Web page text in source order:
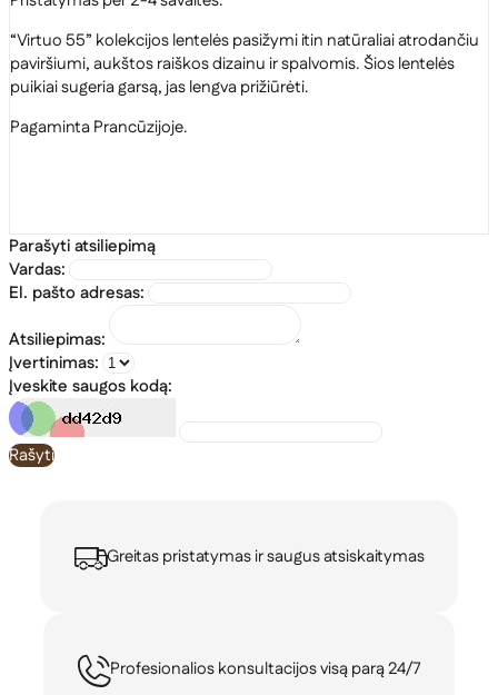
“Virtuo 55” kolekcijos lentelės pasižymi itin natūraliai atrodančiu
paviršiumi, aukštos raiškos dizainu ir spalvomis. Šios lentelės
puikiai sugeria garsą, jas lengva prižiūrėti.
Pagaminta Prancūzijoje.
Parašyti atsiliepimą
Vardas:
El. pašto adresas:
Atsiliepimas:
Įvertinimas:
Įveskite saugos kodą:
Rašyti
Greitas pristatymas ir saugus atsiskaitymas
Profesionalios konsultacijos visą parą 24/7